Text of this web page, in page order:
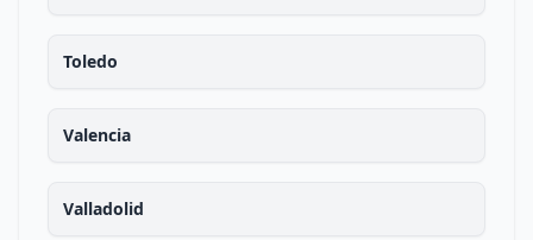
Toledo
Valencia
Valladolid